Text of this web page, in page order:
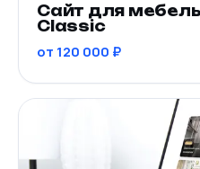
Сайт для
Classic
от 120 000 ₽